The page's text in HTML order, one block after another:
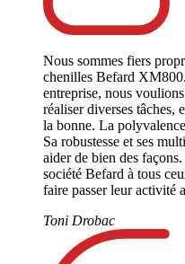
Nous sommes fiers
chenilles Befard
entreprise, nous
réaliser diverses tâches,
la bonne. La
Sa robustesse et ses
aider de bien des
société Befard à tous
faire passer leur activité
Toni Drobac